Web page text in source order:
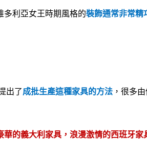
多利亞女王時期風格的裝飾通常非常精
出了成批生產這種家具的方法 ，很多
華的義大利家具，浪漫激情的西班牙